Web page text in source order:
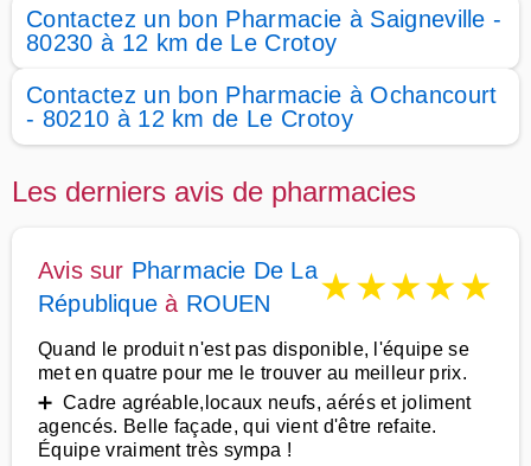
Contactez un bon Pharmacie à Saigneville -
80230 à 12 km de Le Crotoy
Contactez un bon Pharmacie à Ochancourt
- 80210 à 12 km de Le Crotoy
Les derniers avis de pharmacies
Avis sur Pharmacie De La
République à ROUEN ★★★★★
Quand le produit n'est pas disponible, l'équipe se
met en quatre pour me le trouver au meilleur prix.
➕ Cadre agréable,locaux neufs, aérés et joliment
agencés. Belle façade, qui vient d'être refaite.
Équipe vraiment très sympa !